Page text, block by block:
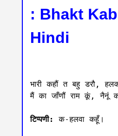
: Bhakt
Hindi
भारी कहौं त बहु डरौ,
मैं का जाँणौं राम कूं, नैनूं
टिप्पणी: क-हलवा कहूँ।